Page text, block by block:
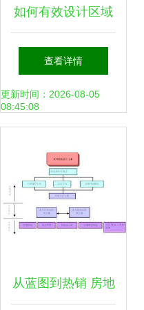
如何有效设计区域
市场营销方案 策
略、步骤与实践
查看详情
更新时间：2026-08-05
08:45:08
从蓝图到热销 房地
念“.最
是文
档准
则;它